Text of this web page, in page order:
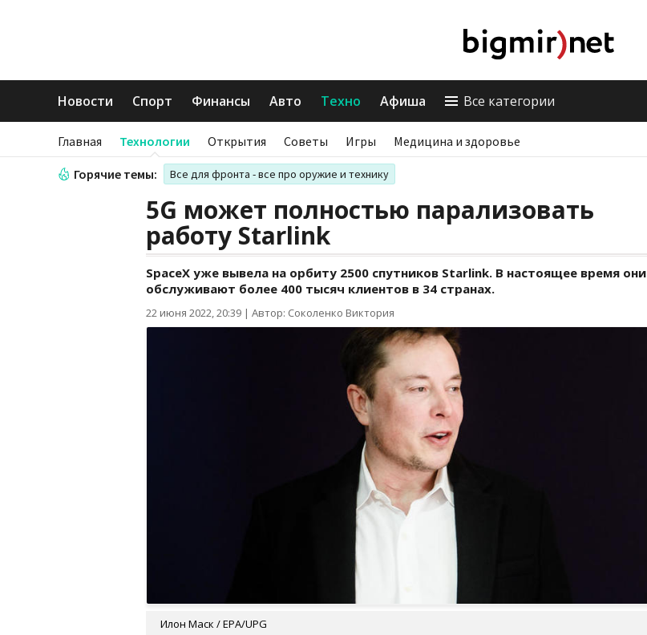
Новости Спорт Финансы Авто Техно Афиша Все категории
Главная Технологии Открытия Советы Игры Медицина и здоровье
Горячие темы: Все для фронта - все про оружие и технику
5G может полностью парализовать
работу Starlink
SpaceX уже вывела на орбиту 2500 спутников Starlink. В настоящее время они
обслуживают более 400 тысяч клиентов в 34 странах.
22 июня 2022, 20:39 | Автор: Соколенко Виктория
Илон Маск / EPA/UPG